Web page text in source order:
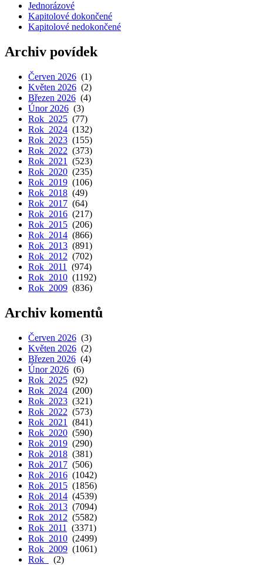
Jednorázové
Kapitolové dokončené
Kapitolové nedokončené
Archiv povídek
Červen 2026 (1)
Květen 2026 (2)
Březen 2026 (4)
Únor 2026 (3)
Rok 2025 (77)
Rok 2024 (132)
Rok 2023 (155)
Rok 2022 (373)
Rok 2021
(523)
Rok 2020 (235)
Rok 2019 (106)
Rok 2018 (49)
Rok 2017 (64)
Rok 2016 (217)
Rok 2015 (206)
Rok 2014 (866)
Rok 2013 (891)
Rok 2012 (702)
Rok 2011
(974)
Rok 2010 (1192)
Rok 2009 (836)
Archiv komentů
Červen 2026 (3)
Květen 2026 (2)
Březen 2026 (4)
Únor 2026 (6)
Rok 2025 (92)
Rok 2024 (200)
Rok 2023 (321)
Rok 2022 (573)
Rok 2021
(841)
Rok 2020 (590)
Rok 2019 (290)
Rok 2018 (381)
Rok 2017 (506)
Rok 2016 (1042)
Rok 2015 (1856)
Rok 2014 (4539)
Rok 2013 (7094)
Rok 2012 (5582)
Rok 2011
(3371)
Rok 2010 (2499)
Rok 2009 (1061)
Rok
(2)